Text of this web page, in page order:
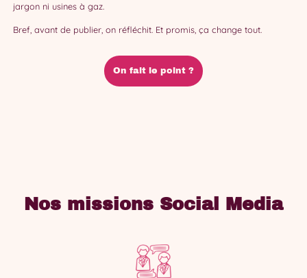
jargon ni usines à gaz.
Bref, avant de publier, on réfléchit. Et promis, ça change tout.
On fait le point ?
Nos missions Social Media